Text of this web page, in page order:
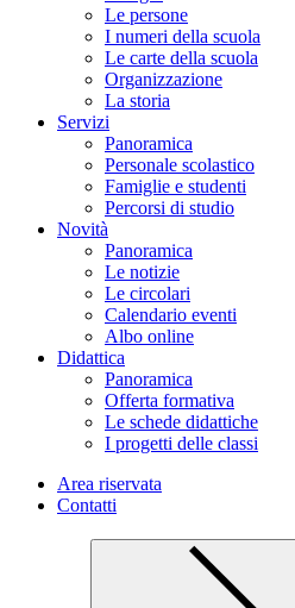
Le persone
I numeri della scuola
Le carte della scuola
Organizzazione
La storia
Servizi
Panoramica
Personale scolastico
Famiglie e studenti
Percorsi di studio
Novità
Panoramica
Le notizie
Le circolari
Calendario eventi
Albo online
Didattica
Panoramica
Offerta formativa
Le schede didattiche
I progetti delle classi
Area riservata
Contatti